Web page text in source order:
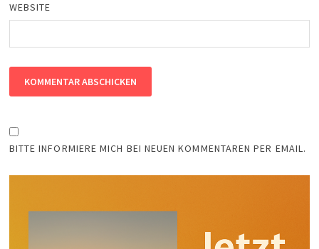
WEBSITE
BITTE INFORMIERE MICH BEI NEUEN KOMMENTAREN PER EMAIL.